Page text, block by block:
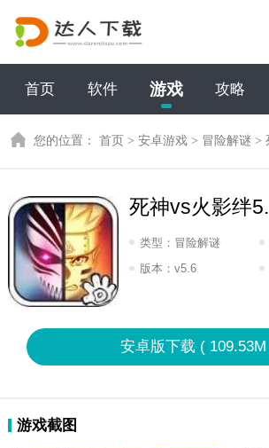
首页 软件 游戏 攻略
您的位置：首页 >安卓游戏 > 冒险解谜 >
死神vs火影绊
类型： 冒险解谜
版本：v5.6
安卓版下载 ( 109.53M
游戏截图